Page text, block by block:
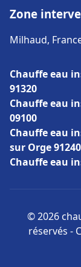
Zone
Milhaud,
Chauffe eau
91320
Chauffe eau
09100
Chauffe eau
sur Orge 91240
Chauffe eau
© 2026
réservés -